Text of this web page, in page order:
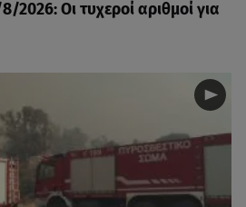
Οι τυχεροί αριθμοί για